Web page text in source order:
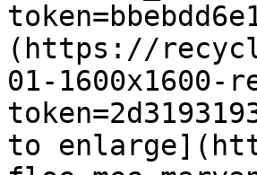
(https://
01-1600x1600-
to